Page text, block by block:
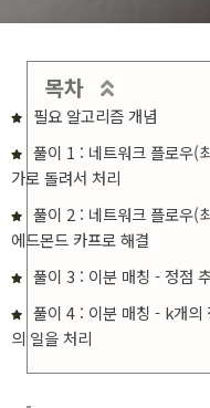
목차
필요 알고리즘 개념
풀이 1 : 네트워크 플로우(
가로 돌려서 처리
풀이 2 : 네트워크 플로우(
에드몬드 카프로 해결
풀이 3 : 이분 매칭 - 정점
풀이 4 : 이분 매칭 - k개의
의 일을 처리